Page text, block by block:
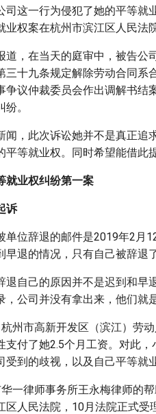
司这一行为侵犯了她的平等就
业权案在杭州市滨江区人民法
道，在当天的庭审中，被告
三十九条规定解除劳动合同
争议仲裁委员会作出调解书
。
闻，此次诉讼她并不是真正
平等就业权。同时希望能借此
就业权纠纷第一案
诉
单位辞退的邮件是2019年2月
退的情况，只有自己被辞退了
退自己的原因并不是迟到和早
，公司并没有拿出来，他们就是
州市高新开发区（滨江）劳
支付了她2.5个月工资。对此
受到的歧视，以及自己平等就
一律师事务所王永梅律师的
区人民法院，10月法院正式受